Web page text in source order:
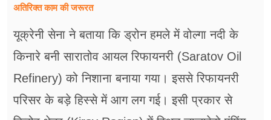
अतिरिक्त काम की जरूरत
यूक्रेनी सेना ने बताया कि ड्रोन हमले में वोल्गा नदी के
किनारे बनी सारातोव आयल रिफायनरी (Saratov Oil
Refinery) को निशाना बनाया गया। इससे रिफायनरी
परिसर के बड़े हिस्से में आग लग गई। इसी प्रकार से